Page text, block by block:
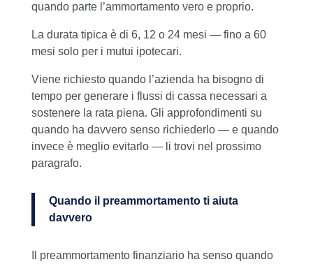
quando parte l’ammortamento vero e proprio.
La durata tipica è di 6, 12 o 24 mesi — fino a 60
mesi solo per i mutui ipotecari.
Viene richiesto quando l’azienda ha bisogno di
tempo per generare i flussi di cassa necessari a
sostenere la rata piena. Gli approfondimenti su
quando ha davvero senso richiederlo — e quando
invece è meglio evitarlo — li trovi nel prossimo
paragrafo.
Quando il preammortamento ti aiuta
davvero
Il preammortamento finanziario ha senso quando